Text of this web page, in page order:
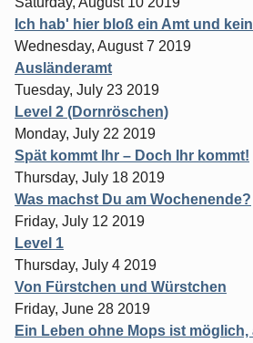
Ich hab' hier bloß ein Amt und
Wednesday, August 7 2019
Ausländeramt
Tuesday, July 23 2019
Level 2 (Dornröschen)
Monday, July 22 2019
Spät kommt Ihr – Doch Ihr kommt!
Thursday, July 18 2019
Was machst Du am Wochenende?
Friday, July 12 2019
Level 1
Thursday, July 4 2019
Von Fürstchen und Würstchen
Friday, June 28 2019
Ein Leben ohne Mops ist